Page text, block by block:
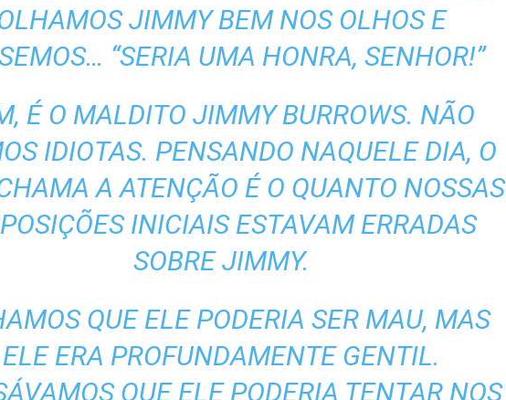
JIMMY BEM NOS OLHOS E
“SERIA UMA HONRA, SENHOR!”
É O MALDITO JIMMY BURROWS. NÃO
IDIOTAS. PENSANDO NAQUELE DIA, O
A ATENÇÃO É O QUANTO NOSSAS
INICIAIS ESTAVAM ERRADAS
SOBRE JIMMY.
QUE ELE PODERIA SER MAU, MAS
ELE ERA PROFUNDAMENTE GENTIL.
QUE ELE PODERIA TENTAR NOS